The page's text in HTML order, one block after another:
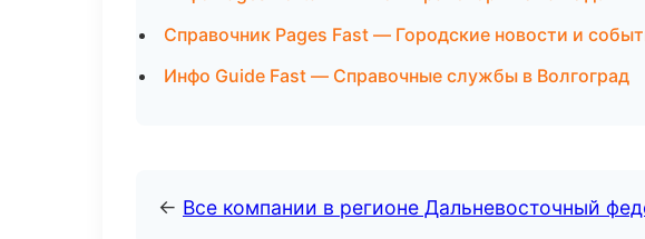
Справочник Pages Fast — Городские новости и
Инфо Guide Fast — Справочные службы в Волгоград
← Все компании в регионе Дальневосточный